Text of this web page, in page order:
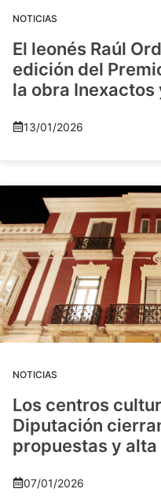
NOTICIAS
El leonés Raúl
edición del
la obra
13/01/2026
NOTICIAS
Los centros
Diputación
propuestas y
07/01/2026